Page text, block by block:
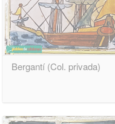
Bergantí (Col. privada)